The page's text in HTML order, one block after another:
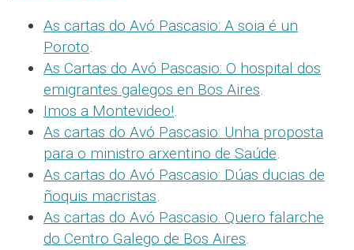
As cartas do Avó Pascasio: A soia é un
Poroto.
As Cartas do Avó Pascasio: O hospital dos
emigrantes galegos en Bos Aires.
Imos a Montevideo!.
As cartas do Avó Pascasio: Unha proposta
para o ministro arxentino de Saúde.
As cartas do Avó Pascasio: Dúas ducias de
ñoquis macristas.
As cartas do Avó Pascasio: Quero falarche
do Centro Galego de Bos Aires.